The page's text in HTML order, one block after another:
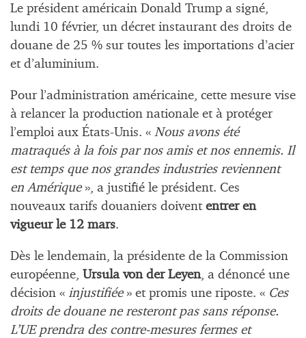
Le président américain Donald Trump a signé,
lundi 10 février, un décret instaurant des droits de
douane de 25 % sur toutes les importations d’acier
et d’aluminium.
Pour l’administration américaine, cette mesure vise
à relancer la production nationale et à protéger
l’emploi aux États-Unis. « Nous avons été
matraqués à la fois par nos amis et nos ennemis. Il
est temps que nos grandes industries reviennent
en Amérique», a justifié le président. Ces
nouveaux tarifs douaniers doivent entrer en
vigueur le 12 mars.
Dès le lendemain, la présidente de la Commission
européenne, Ursula von der Leyen, a dénoncé une
décision « injustifiée» et promis une riposte. « Ces
droits de douane ne resteront pas sans réponse.
L’UE prendra des contre-mesures fermes et